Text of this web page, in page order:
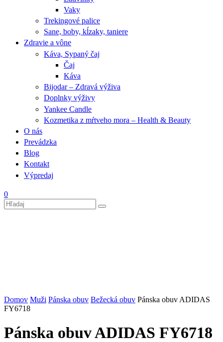
Vaky
Trekingové palice
Sane, boby, kĺzaky, taniere
Zdravie a vône
Káva, Sypaný čaj
Čaj
Káva
Bijodar – Zdravá výživa
Doplnky výživy
Yankee Candle
Kozmetika z mŕtveho mora – Health & Beauty
O nás
Prevádzka
Blog
Kontakt
Výpredaj
0
Domov Muži Pánska obuv Bežecká obuv Pánska obuv ADIDAS
FY6718
Pánska obuv ADIDAS FY6718